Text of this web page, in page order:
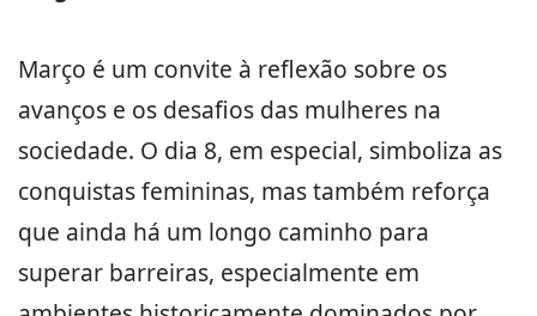
Março é um convite à reflexão sobre os
avanços e os desafios das mulheres na
sociedade. O dia 8, em especial, simboliza as
conquistas femininas, mas também reforça
que ainda há um longo caminho para
superar barreiras, especialmente em